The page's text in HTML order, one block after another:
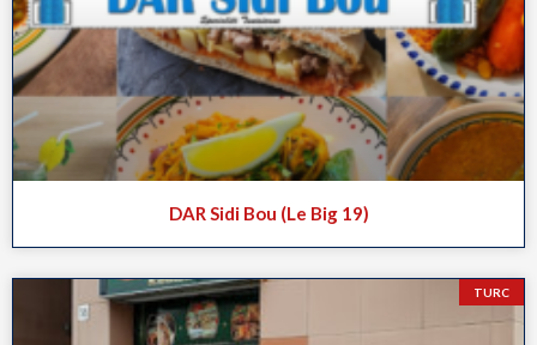
DAR Sidi Bou (Le Big 19)
TURC